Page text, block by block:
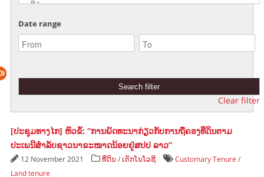
Date range
Clear filter
[ປະຊຸມທາງໄກ] ຫົວຂໍ້: “ການພັດທະນາກ່ຽວກັບການຖືຄອງທີ່ດິນຕາມ
ປະເພນີສຳລັບຊາວນາຂະໜາດນ້ອຍຢູ່ສປປ ລາວ”
12 November 2021 ທີ່ດິນ/ເຕັກໂນໂລຊີ Customary Tenure /
Land tenure